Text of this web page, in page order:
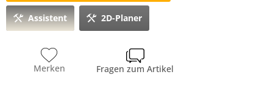
Assistent 2D-Planer
Merken Fragen zum Artikel